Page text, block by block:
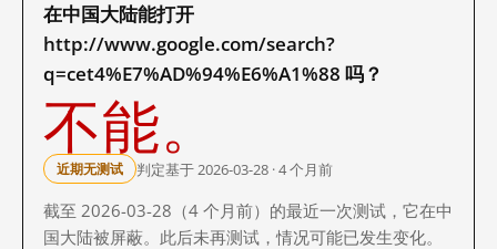
在中国大陆能打开
http://www.google.com/search?
q=cet4%E7%AD%94%E6%A1%88 吗？
不能。
近期无测试 判定基于 2026-03-28 · 4 个月前
截至 2026-03-28（4 个月前）的最近一次测试，它在中
国大陆被屏蔽。此后未再测试，情况可能已发生变化。